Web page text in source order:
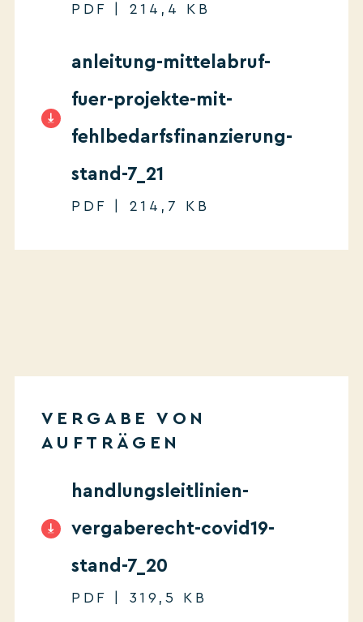
PDF | 214,4 KB
anleitung-mittelabruf-
fuer-projekte-mit-
fehlbedarfsfinanzierung-
stand-7_21
PDF | 214,7 KB
VERGABE VON
AUFTRÄGEN
handlungsleitlinien-
vergaberecht-covid19-
stand-7_20
PDF | 319,5 KB